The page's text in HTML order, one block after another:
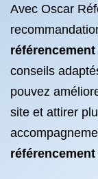
Avec Oscar
référencement
conseils
pouvez
site et attirer